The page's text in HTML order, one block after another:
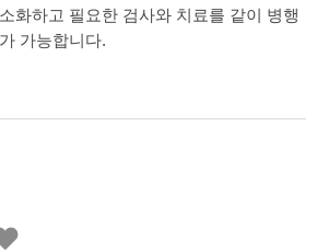
화하고 필요한 검사와 치료를 같이 병행
가능합니다.